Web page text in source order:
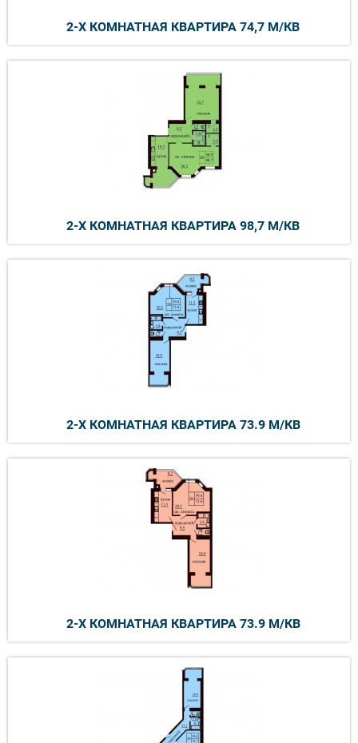
2-Х КОМНАТНАЯ КВАРТИРА 74,7 М/КВ
2-Х КОМНАТНАЯ КВАРТИРА 98,7 М/КВ
2-Х КОМНАТНАЯ КВАРТИРА 73.9 М/КВ
2-Х КОМНАТНАЯ КВАРТИРА 73.9 М/КВ